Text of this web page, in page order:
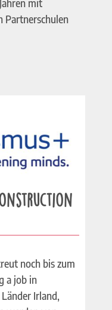
mit
Partnerschulen
noch bis zum
a job in
Irland,